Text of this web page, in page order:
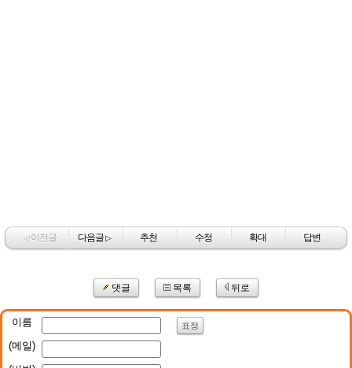
◁이전글 다음글▷ 추천 수정 확대 답변
댓글 목록 뒤로
이름 표정
(메일)